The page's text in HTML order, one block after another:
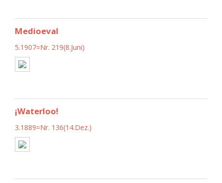
Medioeval
5.1907=Nr. 219(8.Juni)
¡Waterloo!
3.1889=Nr. 136(14.Dez.)